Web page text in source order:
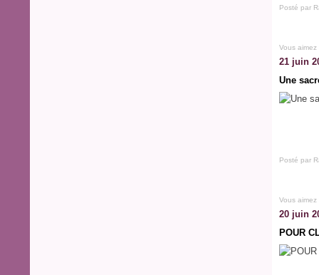
Posté par
Vous aimez
21 juin
Une
Posté par
Vous aimez
20 juin
POUR